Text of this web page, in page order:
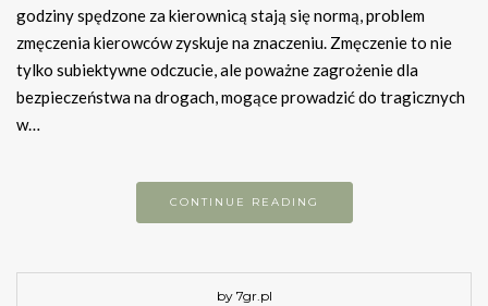
godziny spędzone za kierownicą stają się normą, problem
zmęczenia kierowców zyskuje na znaczeniu. Zmęczenie to nie
tylko subiektywne odczucie, ale poważne zagrożenie dla
bezpieczeństwa na drogach, mogące prowadzić do tragicznych
w…
CONTINUE READING
by 7gr.pl